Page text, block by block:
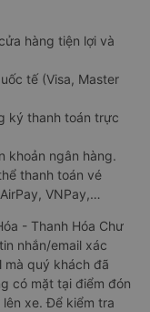
hàng tiện lợi và
tế (Visa, Master
ký thanh toán trực
khoản ngân hàng.
thanh toán vé
VNPay,…
- Thanh Hóa Chư
nhắn/email xác
mà quý khách đã
có mặt tại điểm đón
xe. Để kiểm tra